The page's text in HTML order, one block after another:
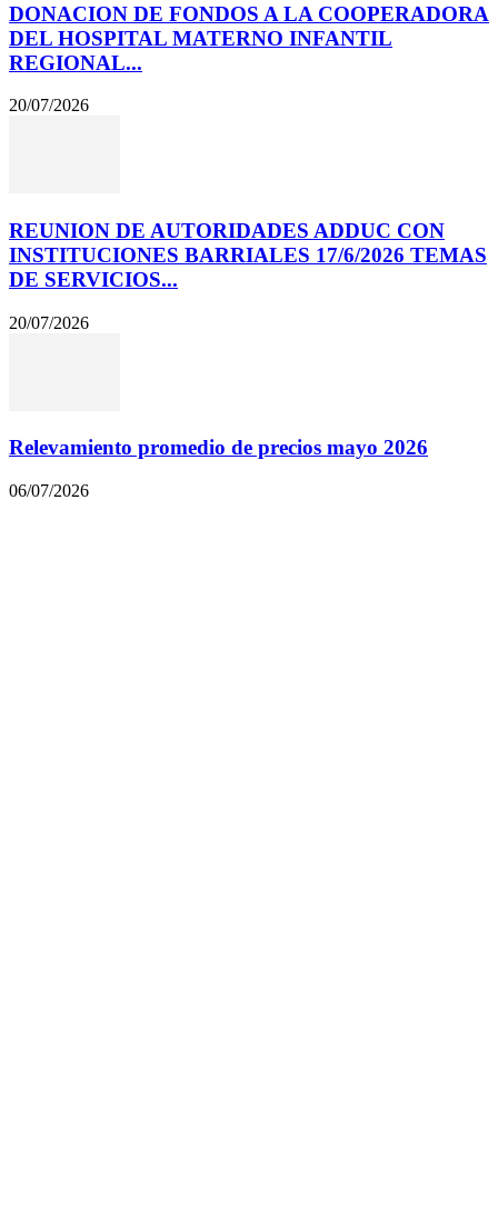
DONACION DE FONDOS A LA COOPERADORA
DEL HOSPITAL MATERNO INFANTIL
REGIONAL...
20/07/2026
REUNION DE AUTORIDADES ADDUC CON
INSTITUCIONES BARRIALES 17/6/2026 TEMAS
DE SERVICIOS...
20/07/2026
Relevamiento promedio de precios mayo 2026
06/07/2026